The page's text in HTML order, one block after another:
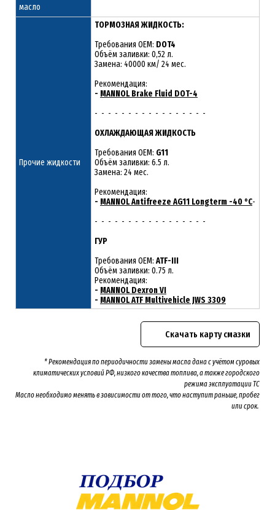
масло
Прочие жидкости
ТОРМОЗНАЯ ЖИДКОСТЬ:
Требования OEM: DOT4
Объём заливки: 0,52 л.
Замена: 40000 км/ 24 мес.
Рекомендация:
- MANNOL Brake Fluid DOT-4
- - - - - - - - - - - - - - - - -
ОХЛАЖДАЮЩАЯ ЖИДКОСТЬ
Требования OEM: G11
Объём заливки: 6.5 л.
Замена: 24 мес.
Рекомендация:
- MANNOL Antifreeze AG11 Longterm -40 °C-
- - - - - - - - - - - - - - - - -
ГУР
Требования OEM: ATF-III
Объём заливки: 0.75 л.
Рекомендация:
- MANNOL Dexron VI
- MANNOL ATF Multivehicle JWS 3309
Скачать карту смазки
* Рекомендация по периодичности замены масла дана с учётом суровых
климатических условий РФ, низкого качества топлива, а также городского
режима эксплуатации ТС
Масло необходимо менятьв зависимости от того, что наступит раньше, пробег
или срок.